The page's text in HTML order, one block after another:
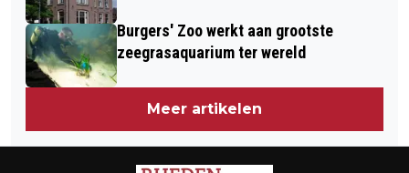
Burgers' Zoo werkt aan grootste
zeegrasaquarium ter wereld
Meer artikelen